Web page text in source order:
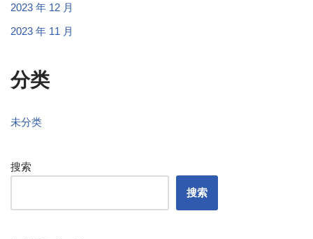
2023 年 12 月
2023 年 11 月
分类
未分类
搜索
搜索